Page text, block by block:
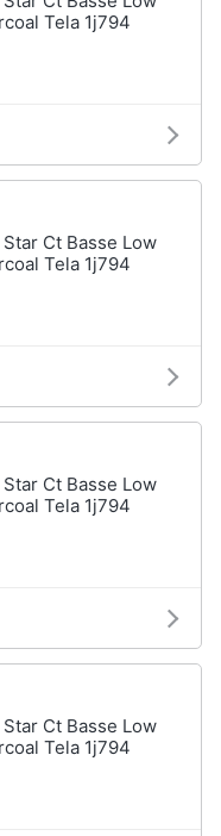
Tela 1j794
Star Ct Basse Low
Tela 1j794
Star Ct Basse Low
Tela 1j794
Star Ct Basse Low
Tela 1j794